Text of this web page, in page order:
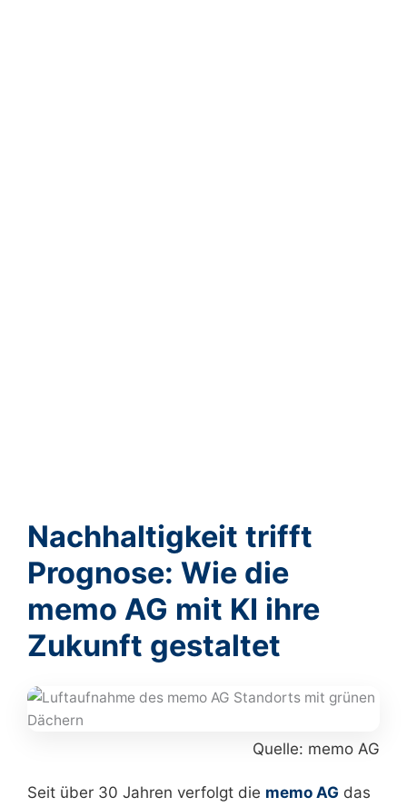
Nachhaltigkeit trifft
Prognose: Wie die
memo AG mit KI ihre
Zukunft gestaltet
Quelle: memo AG
Seit über 30 Jahren verfolgt die memo AG das